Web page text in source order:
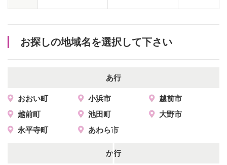
お探しの地域名を選択して下さい
あ行
おおい町 小浜市
越前市
越前町
池田町
大野市
永平寺町
あわら市
か行